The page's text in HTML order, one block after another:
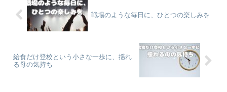
戦場のような毎日に、ひとつの楽しみを
給食だけ登校という小さな一歩に、揺れ
る母の気持ち